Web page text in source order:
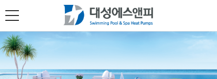
toggle
navigation